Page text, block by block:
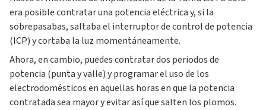
era posible contratar una potencia eléctrica y, si la
sobrepasabas, saltaba el interruptor de control de potencia
(ICP) y cortaba la luz momentáneamente.
Ahora, en cambio, puedes contratar dos periodos de
potencia (punta y valle) y programar el uso de los
electrodomésticos en aquellas horas en que la potencia
contratada sea mayor y evitar así que salten los plomos.